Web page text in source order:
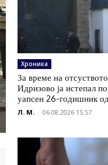
Хроника
За време на
Идризово ја истепал
уапсен 26-годишник
Л. М. - 06.08.2026 15:57